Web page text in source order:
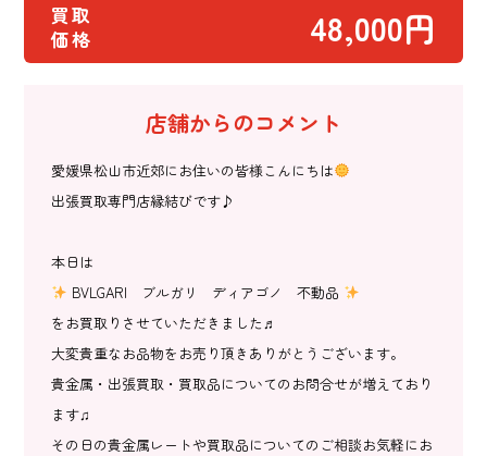
買取
価格
48,000円
店舗からのコメント
愛媛県松山市近郊にお住いの皆様こんにちは
出張買取専門店縁結びです♪
本日は
BVLGARI ブルガリ ディアゴノ 不動品
をお買取りさせていただきました♬
大変貴重なお品物をお売り頂きありがとうございます。
貴金属・出張買取・買取品についてのお問合せが増えており
ます♫
その日の貴金属レートや買取品についてのご相談お気軽にお